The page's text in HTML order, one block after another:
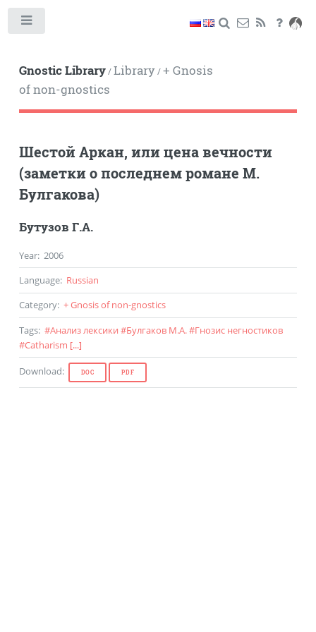
Gnostic Library/Library/+ Gnosis
of non-gnostics
Шестой Аркан, или цена вечности
(заметки о последнем романе М.
Булгакова)
Бутузов Г.А.
Year: 2006
Language: Russian
Category: + Gnosis of non-gnostics
Tags: #Анализ лексики #Булгаков М.А.#Гнозис негностиков
#Catharism [...]
Download: DOC PDF